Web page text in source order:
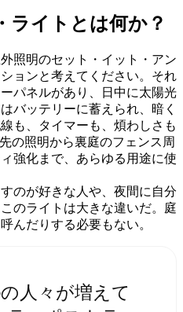
ライトとは何か？
照明のセット・イット・アン
ョンと考えてください。それ
パネルがあり、日中に太陽光
バッテリーに蓄えられ、暗く
も、タイマーも、煩わしさも
の照明から裏庭のフェンス周
強化まで、あらゆる用途に使
のが好きな人や、夜間に自分
のライトは大きな違いだ。庭
んだりする必要もない。
人々が増えて